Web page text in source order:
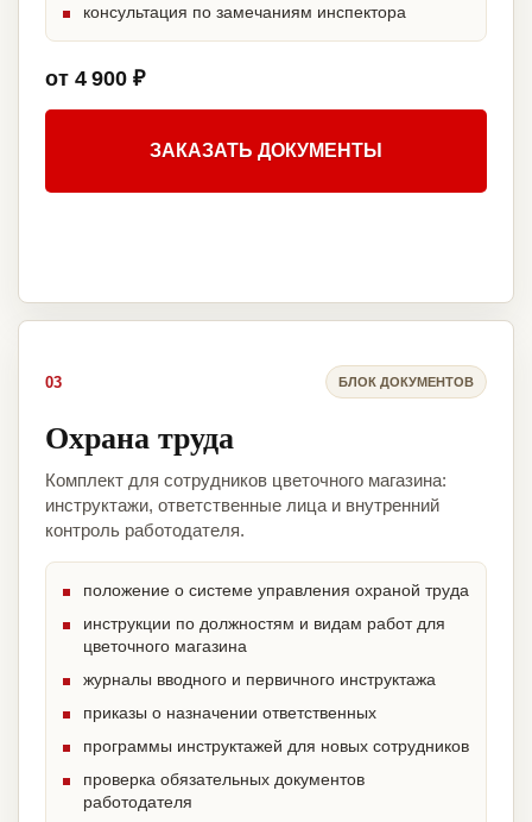
консультация по замечаниям инспектора
от 4 900 ₽
ЗАКАЗАТЬ ДОКУМЕНТЫ
03 БЛОК ДОКУМЕНТОВ
Охрана труда
Комплект для сотрудников цветочного магазина:
инструктажи, ответственные лица и внутренний
контроль работодателя.
положение о системе управления охраной труда
инструкции по должностям и видам работ для
цветочного магазина
журналы вводного и первичного инструктажа
приказы о назначении ответственных
программы инструктажей для новых сотрудников
проверка обязательных документов
работодателя